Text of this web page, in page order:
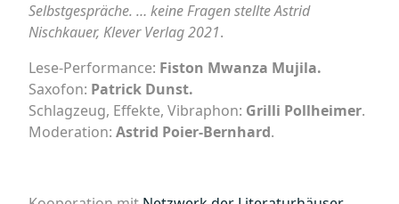
Selbstgespräche. … keine Fragen stellte Astrid
Nischkauer, Klever Verlag 2021.
Lese-Performance: Fiston Mwanza Mujila.
Saxofon: Patrick Dunst.
Schlagzeug, Effekte, Vibraphon: Grilli Pollheimer.
Moderation: Astrid Poier-Bernhard.